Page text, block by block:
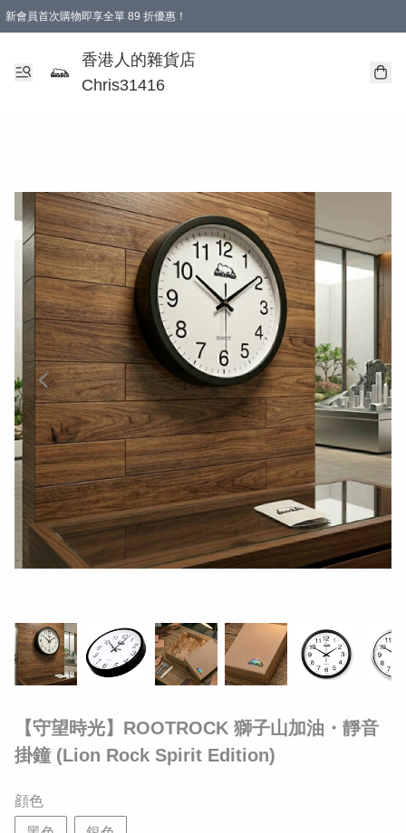
新會員首次購物即享全單 89 折優惠！
購物滿 HKD 499.00即享免運費優惠！（適用於 本地送貨、本地取貨 )
【滿 $300 專屬驚喜：無聲信物（最後一批）】
香港人的雜貨店
Chris31416
【守望時光】ROOTROCK 獅子山加油・靜音
掛鐘 (Lion Rock Spirit Edition)
顔色